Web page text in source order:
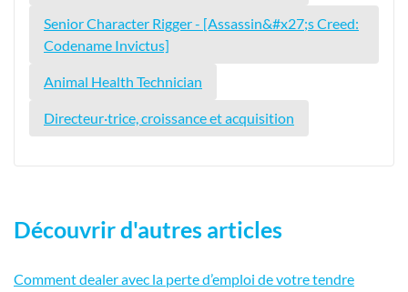
Senior Character Rigger - [Assassin&#x27;s Creed:
Codename Invictus]
Animal Health Technician
Directeur·trice, croissance et acquisition
Découvrir d'autres articles
Comment dealer avec la perte d’emploi de votre tendre